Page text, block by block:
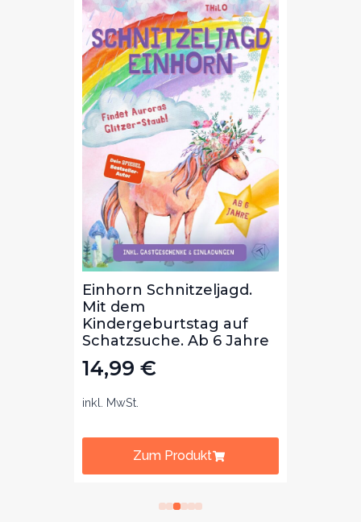
Einhorn Schnitzeljagd.
Mit dem
Kindergeburtstag auf
Schatzsuche. Ab 6 Jahre
14,99 €
inkl. MwSt.
Zum Produkt